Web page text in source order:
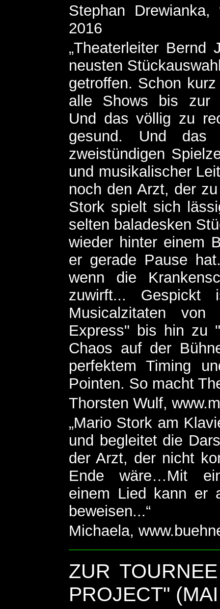
Stephan Drewianka,
2016
„Theaterleiter
neusten
getroffen. Schon
alle Shows bis zur
Und das völlig zu
gesund. Und das
zweistündigen
und musikalischer
noch den Arzt, der
Stork spielt sich
selten baladesken
wieder hinter einem
er gerade Pause
wenn die
zuwirft...
Musicalzitaten von
Express" bis hin zu
Chaos auf der
perfektem Timing
Pointen. So macht
Thorsten Wulf,
„Mario Stork am
und begleitet die
der Arzt, der nicht
Ende wäre…Mit
einem Lied kann er
beweisen...“
Michaela,
ZUR
PROJECT"